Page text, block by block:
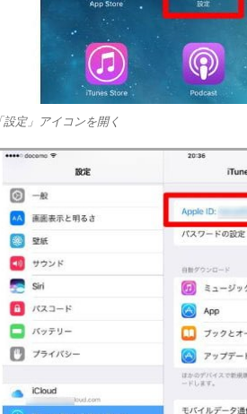
設定」アイコンを開く